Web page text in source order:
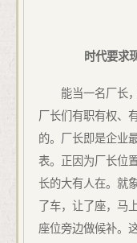
时代要求
能当一名厂长
厂长们有职有权、
的。厂长即是企业
表。正因为厂长位
长的大有人在。就
了车，让了座，马
座位旁边做候补。